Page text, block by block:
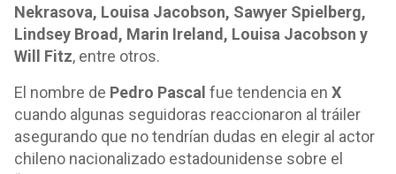
Nekrasova, Louisa Jacobson, Sawyer Spielberg,
Lindsey Broad, Marin Ireland, Louisa Jacobson y
Will Fitz, entre otros.
El nombre de Pedro Pascal fue tendencia en X
cuando algunas seguidoras reaccionaron al tráiler
asegurando que no tendrían dudas en elegir al actor
chileno nacionalizado estadounidense sobre el